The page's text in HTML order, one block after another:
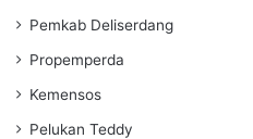
Pemkab Deliserdang
Propemperda
Kemensos
Pelukan Teddy